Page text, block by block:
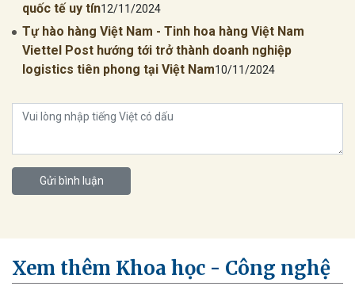
quốc tế uy tín12/11/2024
Tự hào hàng Việt Nam - Tinh hoa hàng Việt Nam
Viettel Post hướng tới trở thành doanh nghiệp
logistics tiên phong tại Việt Nam10/11/2024
Gửi bình luận
Xem thêm Khoa học - Công nghệ